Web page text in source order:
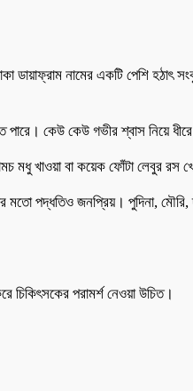
নামের একটি পেশি হঠাৎ
কেউ কেউ গভীর শ্বাস নিয়ে ধীরে
মধু খাওয়া বা কয়েক ফোঁটা লেবুর রস
মতো পদ্ধতিও জনপ্রিয়। পুদিনা,
চিকিৎসকের পরামর্শ নেওয়া উচিত।